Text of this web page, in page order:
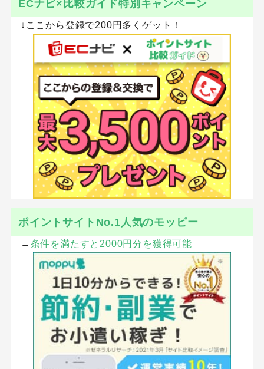
ECナビ×比較ガイド特別キャンペーン
↓ここから登録で200円多くゲット！
ポイントサイトNo.1人気のモッピー
→ 条件を満たすと2000円分を獲得可能